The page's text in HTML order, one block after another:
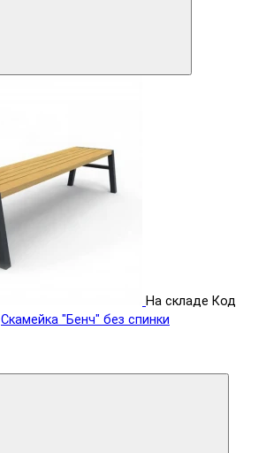
На складе Код
Скамейка "Бенч" без спинки